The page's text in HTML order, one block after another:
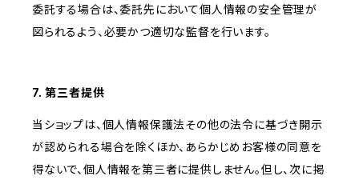
委託する場合は、委託先において個人情報の安全管理が
図られるよう、必要かつ適切な監督を行います。
7. 第三者提供
当ショップは、個人情報保護法その他の法令に基づき開示
が認められる場合を除くほか、あらかじめお客様の同意を
得ないで、個人情報を第三者に提供しません。但し、次に掲